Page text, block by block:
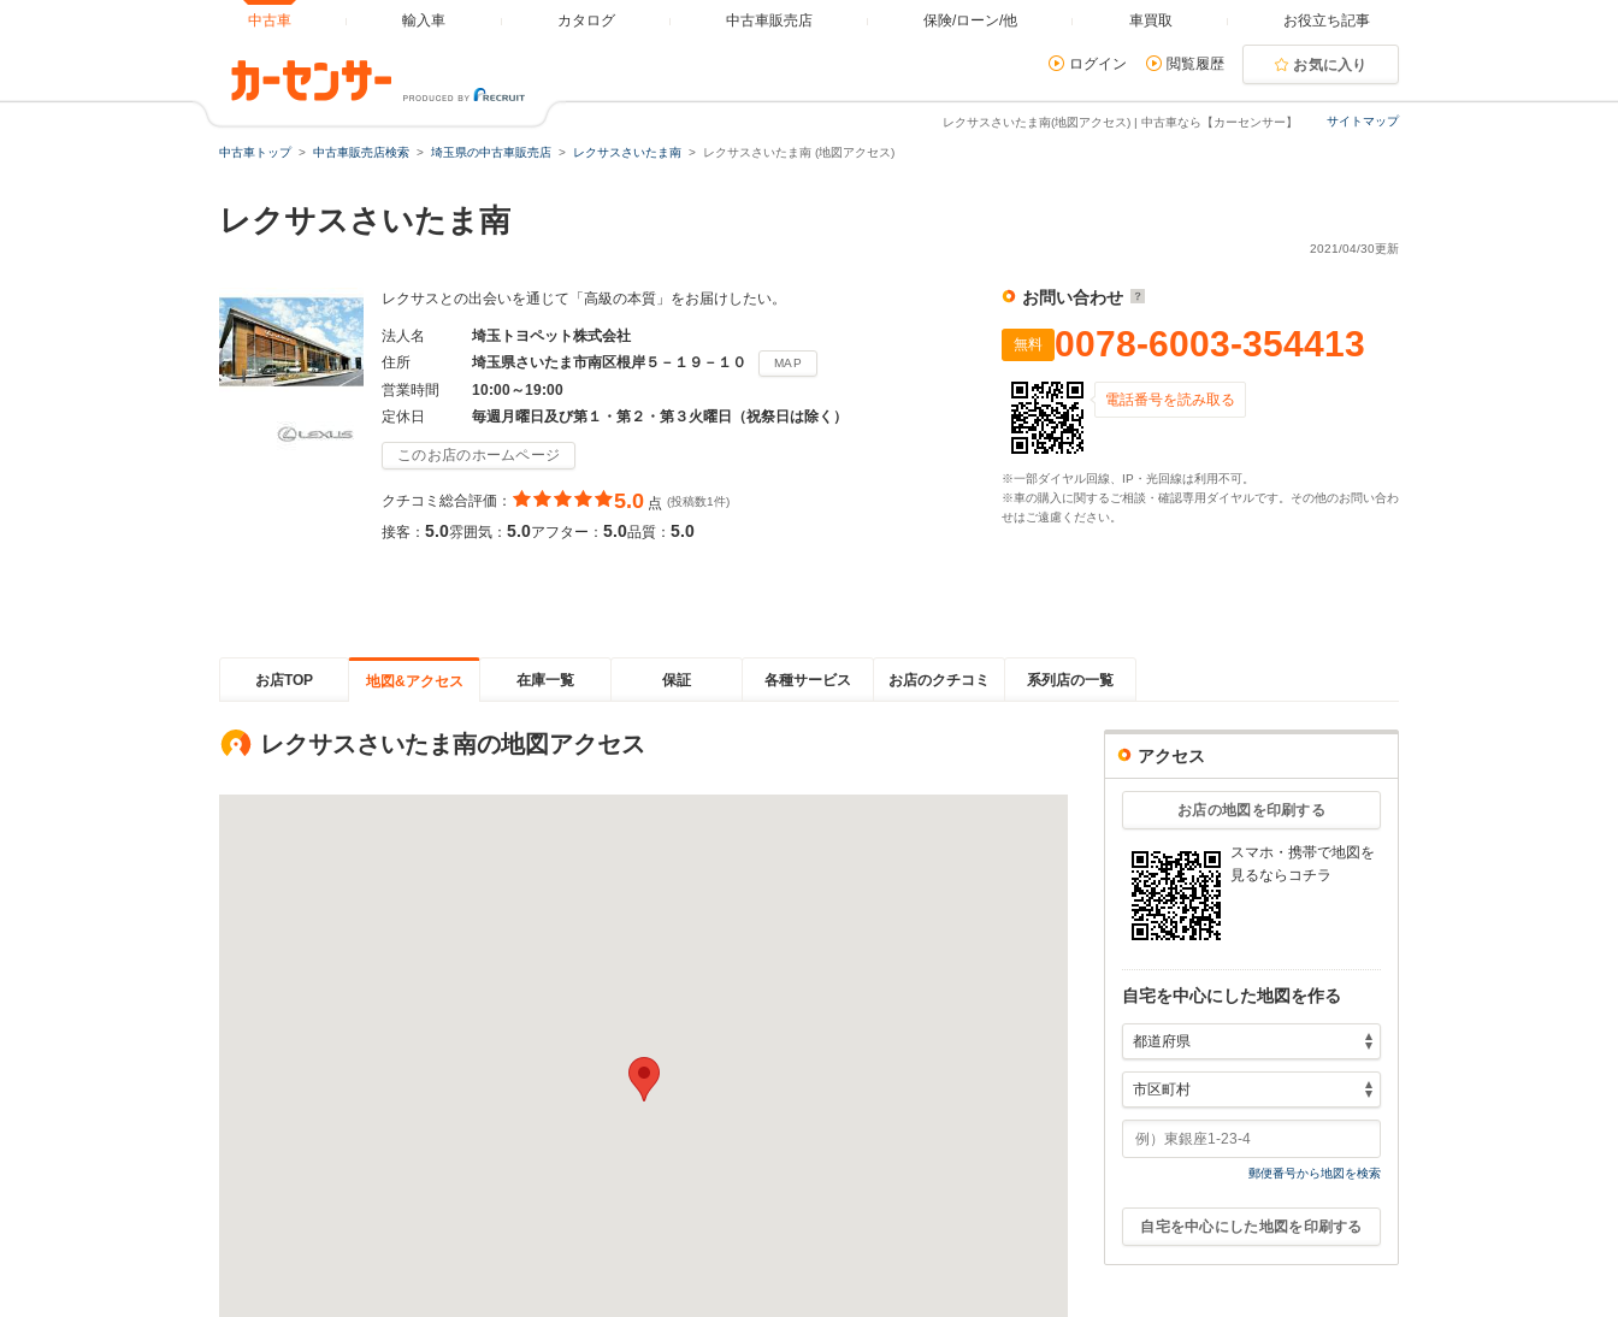
中古車 輸入車 カタログ 中古車販売店 保険/ローン/他 車買取 お役立ち記事
ログイン 閲覧履歴 お気に入り
サイトマップ
レクサスさいたま南(地図アクセス) | 中古車なら【カーセンサー】
中古車トップ 中古車販売店検索 埼玉県の中古車販売店 レクサスさいたま南 レクサスさいたま南 (地図アクセス)
レクサスさいたま南
2021/04/30更新
レクサスとの出会いを通じて「高級の本質」をお届けしたい。
法人名
埼玉トヨペット株式会社
住所
埼玉県さいたま市南区根岸５－１９－１０ MAP
営業時間
10:00～19:00
定休日
毎週月曜日及び第１・第２・第３火曜日（祝祭日は除く）
このお店のホームページ
クチコミ総合評価： 5.0 点 (投稿数1件)
接客： 5.0雰囲気： 5.0アフター： 5.0品質： 5.0
お問い合わせ
無料 0078-6003-354413
電話番号を読み取る
※一部ダイヤル回線、IP・光回線は利用不可。
※車の購入に関するご相談・確認専用ダイヤルです。その他のお問い合わ
せはご遠慮ください。
お店TOP 地図&アクセス 在庫一覧 保証 各種サービス お店のクチコミ 系列店の一覧
レクサスさいたま南の地図アクセス アクセス
お店の地図を印刷する
スマホ・携帯で地図を
見るならコチラ
自宅を中心にした地図を作る
郵便番号から地図を検索
自宅を中心にした地図を印刷する